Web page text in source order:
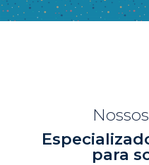
para